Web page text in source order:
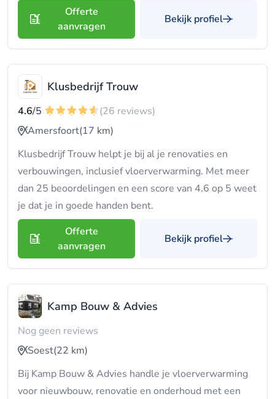
Offerte
aanvragen
Bekijk profiel
Klusbedrijf Trouw
4.6/5
(26 reviews)
Amersfoort(17 km)
Klusbedrijf Trouw helpt je bij al je renovaties en
verbouwingen, inclusief vloerverwarming. Met meer
dan 25 beoordelingen en een score van 4.6 op 5 weet
je dat je in goede handen bent.
Offerte
aanvragen
Bekijk profiel
Kamp Bouw & Advies
Nog geen reviews
Soest(22 km)
Bij Kamp Bouw & Advies handle je vloerverwarming
voor nieuwbouw, renovatie en onderhoud met een